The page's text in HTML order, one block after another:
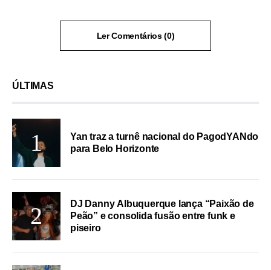
Ler Comentários (0)
ÚLTIMAS
Yan traz a turnê nacional do PagodYANdo
para Belo Horizonte
DJ Danny Albuquerque lança “Paixão de
Peão” e consolida fusão entre funk e
piseiro